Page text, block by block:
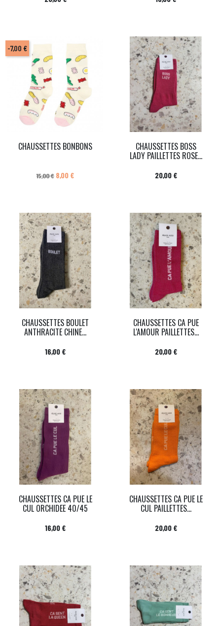
CHAUSSETTES BONBONS
Prix de base
15,00 € Prix
8,00 €
-7,00 €
CHAUSSETTES BOSS
LADY PAILLETTES ROSE...
Prix
20,00 €
CHAUSSETTES BOULET
ANTHRACITE CHINE...
Prix
16,00 €
CHAUSSETTES CA PUE
L'AMOUR PAILLETTES...
Prix
20,00 €
CHAUSSETTES CA PUE LE
CUL ORCHIDEE 40/45
Prix
16,00 €
CHAUSSETTES CA PUE LE
CUL PAILLETTES...
Prix
20,00 €